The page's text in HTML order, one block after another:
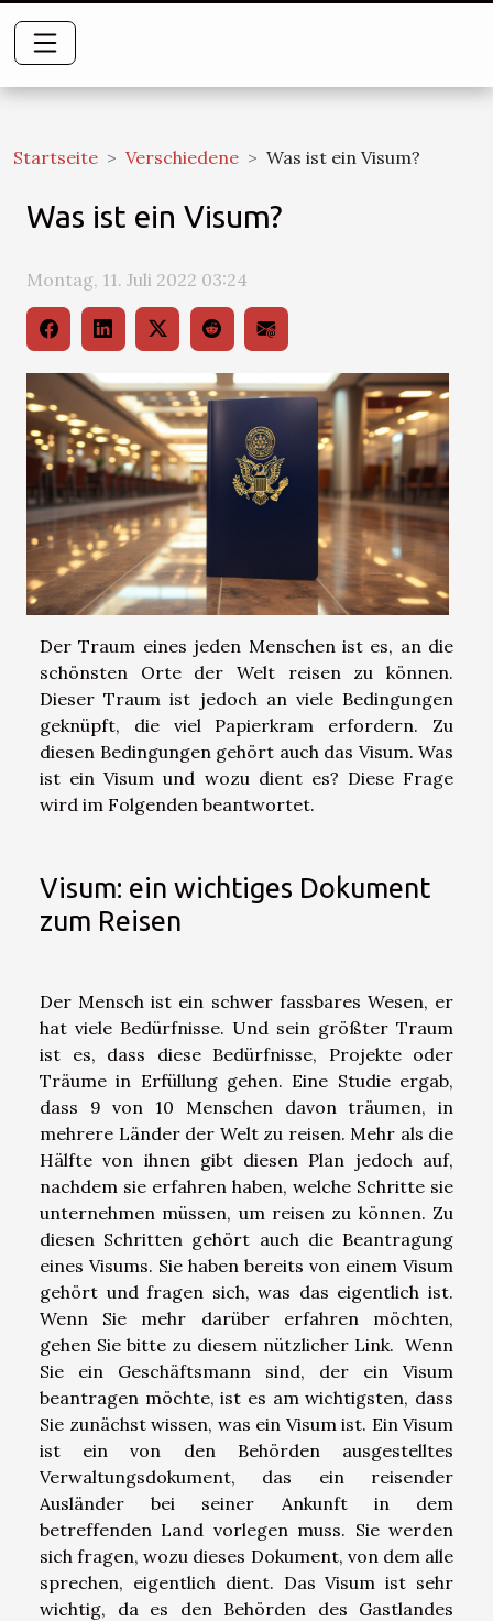
Startseite Verschiedene Was ist ein Visum?
Was ist ein Visum?
Montag, 11. Juli 2022 03:24
Der Traum eines jeden Menschen ist es, an die
schönsten Orte der Welt reisen zu können.
Dieser Traum ist jedoch an viele Bedingungen
geknüpft, die viel Papierkram erfordern. Zu
diesen Bedingungen gehört auch das Visum. Was
ist ein Visum und wozu dient es? Diese Frage
wird im Folgenden beantwortet.
Visum: ein wichtiges Dokument
zum Reisen
Der Mensch ist ein schwer fassbares Wesen, er
hat viele Bedürfnisse. Und sein größter Traum
ist es, dass diese Bedürfnisse, Projekte oder
Träume in Erfüllung gehen. Eine Studie ergab,
dass 9 von 10 Menschen davon träumen, in
mehrere Länder der Welt zu reisen. Mehr als die
Hälfte von ihnen gibt diesen Plan jedoch auf,
nachdem sie erfahren haben, welche Schritte sie
unternehmen müssen, um reisen zu können. Zu
diesen Schritten gehört auch die Beantragung
eines Visums. Sie haben bereits von einem Visum
gehört und fragen sich, was das eigentlich ist.
Wenn Sie mehr darüber erfahren möchten,
gehen Sie bitte zu diesem nützlicher Link. Wenn
Sie ein Geschäftsmann sind, der ein Visum
beantragen möchte, ist es am wichtigsten, dass
Sie zunächst wissen, was ein Visum ist. Ein Visum
ist ein von den Behörden ausgestelltes
Verwaltungsdokument, das ein reisender
Ausländer bei seiner Ankunft in dem
betreffenden Land vorlegen muss. Sie werden
sich fragen, wozu dieses Dokument, von dem alle
sprechen, eigentlich dient. Das Visum ist sehr
wichtig, da es den Behörden des Gastlandes